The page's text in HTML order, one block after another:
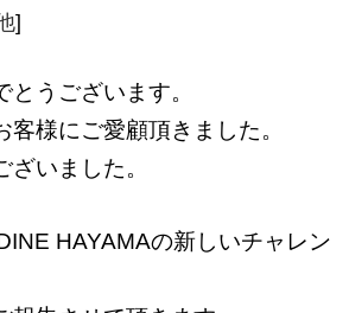
]
うございます。
客様にご愛顧頂きました。
いました。
HAYAMAの新しいチャレン